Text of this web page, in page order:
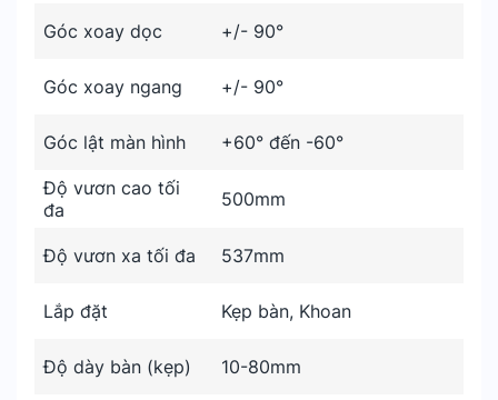
Góc xoay dọc +/- 90°
Góc xoay ngang +/- 90°
Góc lật màn hình +60° đến -60°
Độ vươn cao tối
đa
500mm
Độ vươn xa tối đa 537mm
Lắp đặt Kẹp bàn, Khoan
Độ dày bàn (kẹp) 10-80mm